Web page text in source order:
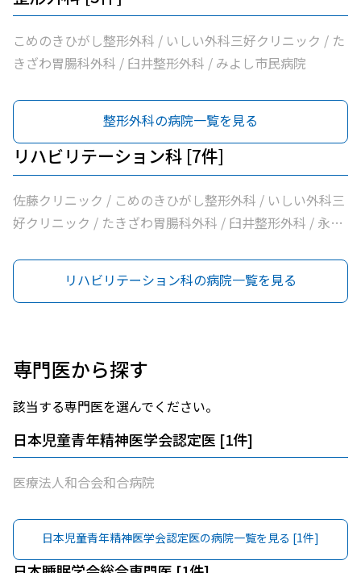
こめのきひがし整形外科 / いしい外科三好クリニック / た
きざわ胃腸科外科 / 臼井整形外科 / みよし市民病院
整形外科の病院一覧を見る
リハビリテーション科 [7件]
佐藤クリニック / こめのきひがし整形外科 / いしい外科三
好クリニック / たきざわ胃腸科外科 / 臼井整形外科 / 永井
リハビリテーション科の病院一覧を見る
専門医から探す
該当する専門医を選んでください。
日本児童青年精神医学会認定医 [1件]
医療法人和合会和合病院
日本児童青年精神医学会認定医の病院一覧を見る [1件]